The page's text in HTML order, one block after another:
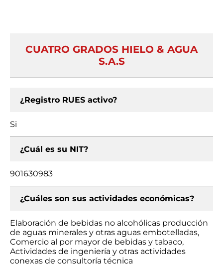
CUATRO GRADOS HIELO & AGUA
S.A.S
¿Registro RUES activo?
Si
¿Cuál es su NIT?
901630983
¿Cuáles son sus actividades económicas?
Elaboración de bebidas no alcohólicas producción
de aguas minerales y otras aguas embotelladas,
Comercio al por mayor de bebidas y tabaco,
Actividades de ingeniería y otras actividades
conexas de consultoría técnica